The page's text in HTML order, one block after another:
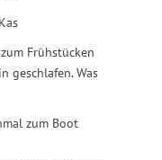
Frühstücken
geschlafen. Was
zum Boot